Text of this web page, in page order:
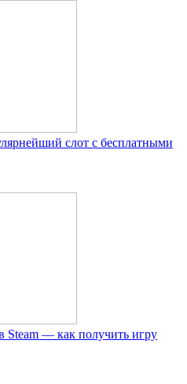
слот с бесплатными
Steam — как получить игру